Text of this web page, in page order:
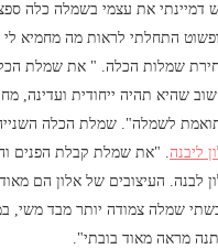
את עצמי בשמלה כלה
התחלתי לראות מה מחמיא
שמלות הכלה. " את שמלת
לשמלה". שמלת הכלה
ליבנה. "את שמלת קבלת הפנים
לבנה. העיצובים של אלון הם
שמלה צמודה יותר מבד משי,
מראה מאוד בובתי".